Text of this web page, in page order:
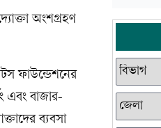
অংশগ্রহণ
ফাউন্ডেশনের
এবং বাজার-
ব্যবসা